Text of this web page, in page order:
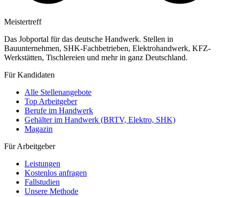
Meistertreff
Das Jobportal für das deutsche Handwerk. Stellen in
Bauunternehmen, SHK-Fachbetrieben, Elektrohandwerk, KFZ-
Werkstätten, Tischlereien und mehr in ganz Deutschland.
Für Kandidaten
Alle Stellenangebote
Top Arbeitgeber
Berufe im Handwerk
Gehälter im Handwerk (BRTV, Elektro, SHK)
Magazin
Für Arbeitgeber
Leistungen
Kostenlos anfragen
Fallstudien
Unsere Methode